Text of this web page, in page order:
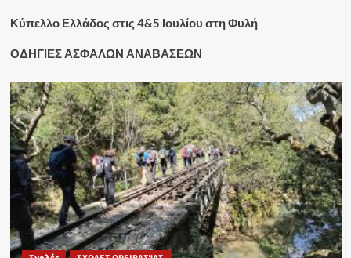
Κύπελλο Ελλάδος στις 4&5 Ιουλίου στη Φυλή
ΟΔΗΓΙΕΣ ΑΣΦΑΛΩΝ ΑΝΑΒΑΣΕΩΝ